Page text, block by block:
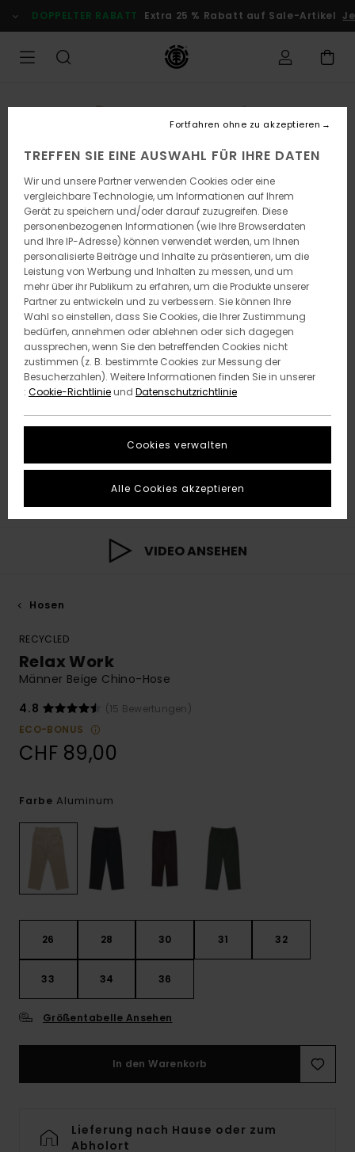
zur
Produktinformation
DOPPELTER RABATT Extra 25 % Rabatt auf Sale-Artikel
VIDEO ANSEHEN
Hosen
RECYCLED
Relax Work
Männer Beige Chino-Hose
4.8
(15 Bewertungen)
ECO-BONUS
CHF 89,00
Farbe Aluminum
26 28 30 31 32
33 34 36
Größentabelle Ansehen
In den Warenkorb
Lieferung nach Hause oder zum
Abholort
TREFFEN SIE EINE AUSWAHL FÜR IHRE DATEN
Wir und unsere Partner verwenden Cookies oder eine
vergleichbare Technologie, um Informationen auf Ihrem
Gerät zu speichern und/oder darauf zuzugreifen. Diese
personenbezogenen Informationen (wie Ihre Browserdaten
und Ihre IP-Adresse) können verwendet werden, um Ihnen
personalisierte Beiträge und Inhalte zu präsentieren, um die
Leistung von Werbung und Inhalten zu messen, und um
mehr über ihr Publikum zu erfahren, um die Produkte unserer
Partner zu entwickeln und zu verbessern. Sie können Ihre
Wahl so einstellen, dass Sie Cookies, die Ihrer Zustimmung
bedürfen, annehmen oder ablehnen oder sich dagegen
aussprechen, wenn Sie den betreffenden Cookies nicht
zustimmen (z. B. bestimmte Cookies zur Messung der
Besucherzahlen). Weitere Informationen finden Sie in unserer
: Cookie-Richtlinieund Datenschutzrichtlinie
Cookies verwalten
Fortfahren ohne zu akzeptieren
Alle Cookies akzeptieren